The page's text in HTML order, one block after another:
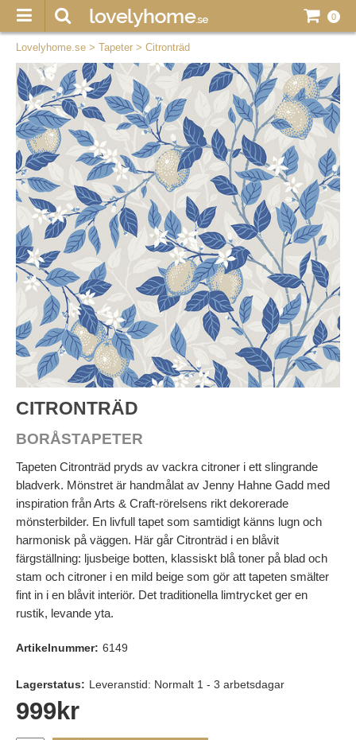
0
Lovelyhome.se > Tapeter > Citronträd
CITRONTRÄD
BORÅSTAPETER
Tapeten Citronträd pryds av vackra citroner i ett slingrande
bladverk. Mönstret är handmålat av Jenny Hahne Gadd med
inspiration från Arts & Craft-rörelsens rikt dekorerade
mönsterbilder. En livfull tapet som samtidigt känns lugn och
harmonisk på väggen. Här går Citronträd i en blåvit
färgställning: ljusbeige botten, klassiskt blå toner på blad och
stam och citroner i en mild beige som gör att tapeten smälter
fint in i en blåvit interiör. Det traditionella limtrycket ger en
rustik, levande yta.
Artikelnummer: 6149
Lagerstatus: Leveranstid: Normalt 1 - 3 arbetsdagar
999 kr